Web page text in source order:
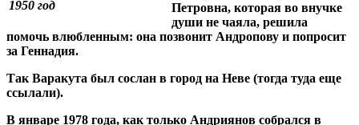
1950 год
Петровна, которая во внучке
души не чаяла, решила
помочь влюбленным: она позвонит Андропову и попросит
за Геннадия.
Так Варакута был сослан в город на Неве (тогда туда еще
ссылали).
В январе 1978 года, как только Андриянов собрался в